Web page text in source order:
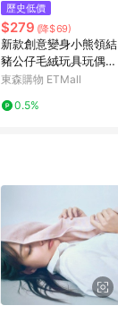
歷史低價
$279 (降$69)
新款創意變身小熊領結
豬公仔毛絨玩具玩偶抓
機娃娃送女生兒童禮物
東森購物 ETMall
0.5%